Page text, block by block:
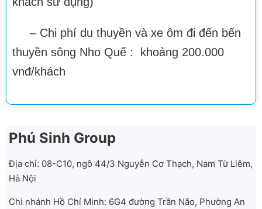
– Chi phí du thuyền và xe ôm đi đến bến
thuyền sông Nho Quế : khoảng 200.000
vnđ/khách
Phú Sinh Group
Địa chỉ: 08-C10, ngõ 44/3 Nguyễn Cơ Thạch, Nam Từ Liêm,
Hà Nội
Chi nhánh Hồ Chí Minh: 6G4 đường Trần Não, Phường An